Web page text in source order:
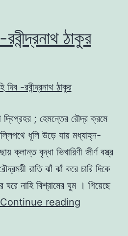
ঠাকুর
দ্বিপ্রহর ; হেমন্তের রৌদ্র ক্রমে
ধূলি উড়ে যায় মধ্যাহ্ন-
ক্লান্ত বৃদ্ধা ভিখারিণী জীর্ণ বস্ত্র
রাতি ঝাঁ ঝাঁ করে চারি দিকে
নাহি বিশ্রামের ঘুম । গিয়েছে
Continue reading